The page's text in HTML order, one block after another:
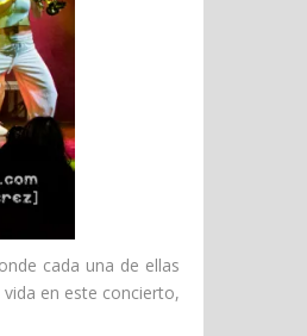
cada una de ellas
en este concierto,